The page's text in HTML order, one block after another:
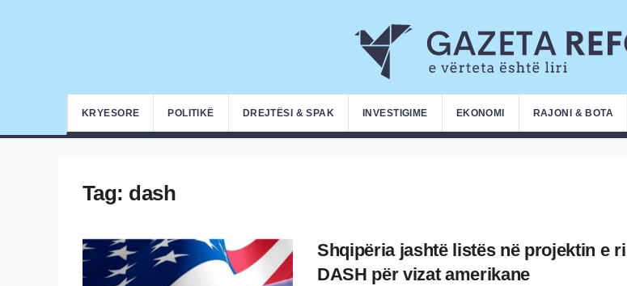
KRYESORE POLITIKË DREJTËSI & SPAK INVESTIGIME EKONOMI RAJONI & BOTA
Tag: dash
Shqipëria jashtë listës në projektin e
DASH për vizat amerikane